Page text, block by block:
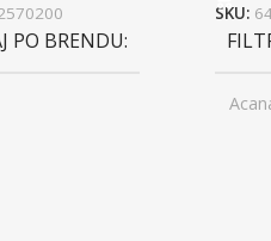
PO BRENDU
SKU: